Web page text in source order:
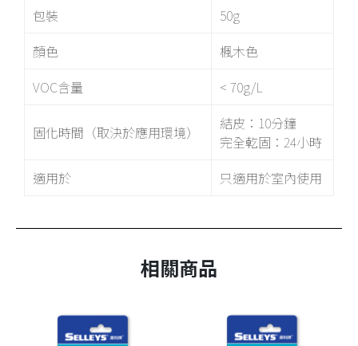
包裝
50g
顏色
楓木色
VOC含量
< 70g/L
固化時間（取決於應用環境） 結皮 ：10分鐘
完全乾固：24小時
適用於
只適用於室內使用
相關商品